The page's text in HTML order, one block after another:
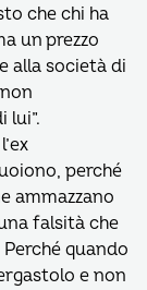
che chi ha
un prezzo
alla società di
lui”.
perché
ammazzano
falsità che
quando
e non